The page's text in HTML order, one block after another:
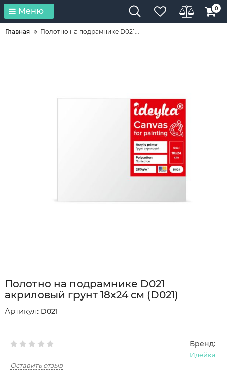
Меню 0
Главная Полотно на подрамнике D021...
Полотно на подрамнике D021
акриловый грунт 18х24 см (D021)
Артикул: D021
Бренд:
Идейка
Оставить отзыв